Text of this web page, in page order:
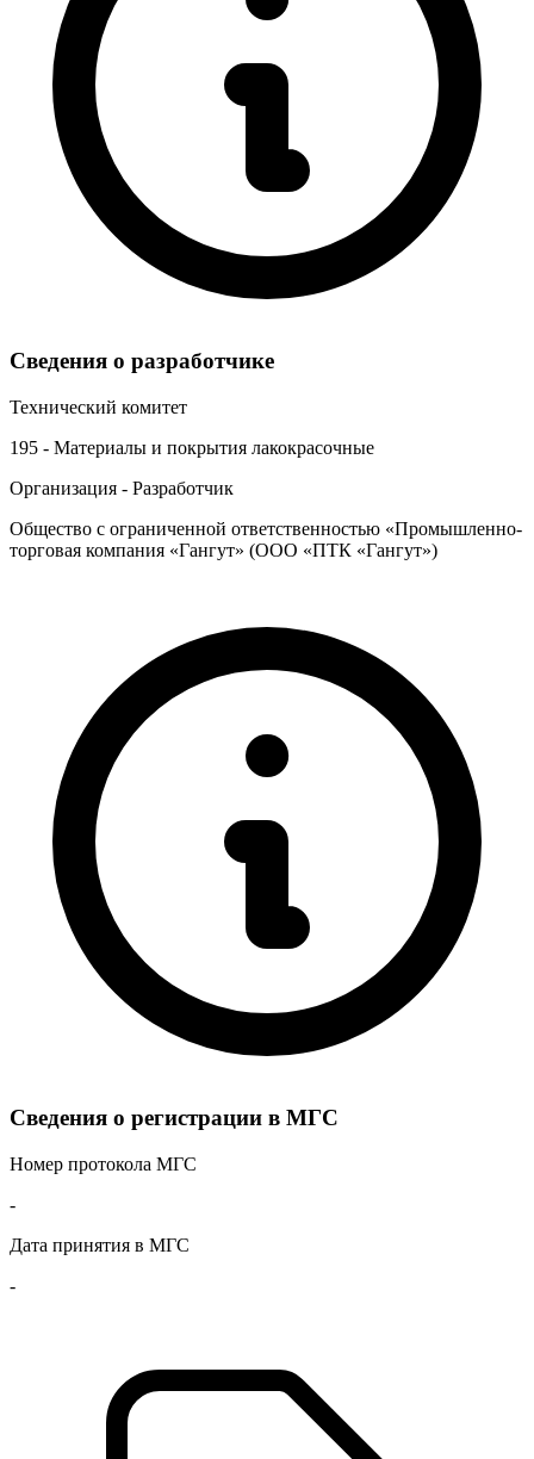
Сведения о разработчике
Технический комитет
195 - Материалы и покрытия лакокрасочные
Организация - Разработчик
Общество с ограниченной ответственностью «Промышленно-
торговая компания «Гангут» (ООО «ПТК «Гангут»)
Сведения о регистрации в МГС
Номер протокола МГС
-
Дата принятия в МГС
-